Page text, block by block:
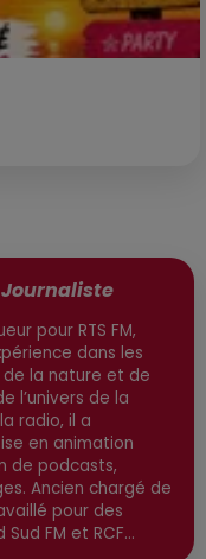
Journaliste
pour RTS FM,
dans les
la nature et de
l’univers de la
radio, il a
en animation
de podcasts,
Ancien chargé de
pour des
FM et RCF